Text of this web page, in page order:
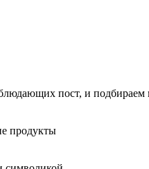
пост, и
продукты